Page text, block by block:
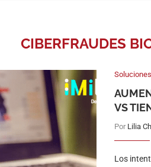
CIBERFRAUDES
Soluciones
VS
Por Lilia
Los